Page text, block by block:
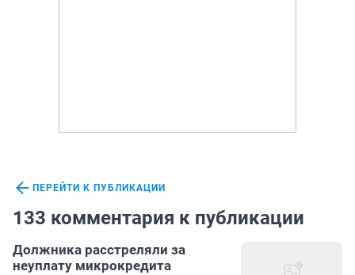
ПЕРЕЙТИ К ПУБЛИКАЦИИ
133 комментария к публикации
Должника расстреляли за
неуплату микрокредита